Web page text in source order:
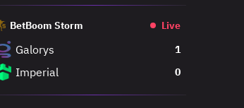
BetBoom Storm Live
Galorys 1
Imperial 0